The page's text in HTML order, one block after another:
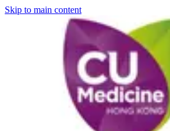
Skip to main content